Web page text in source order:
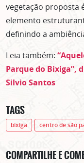
vegetação proposta
elemento
definindo a
Leia também:
Parque do Bixiga”,
Silvio Santos
TAGS
bixiga centro de são
COMPARTILHE E